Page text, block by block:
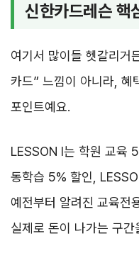
신한카드레슨 핵
여기서 많이들 헷갈리거
카드” 느낌이 아니라, 혜
포인트예요.
LESSON I는 학원 교육
동학습 5% 할인,
예전부터 알려진 교육전
실제로 돈이 나가는 구